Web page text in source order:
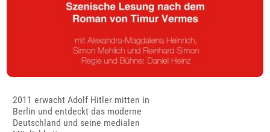
2011 erwacht Adolf Hitler mitten in
Berlin und entdeckt das moderne
Deutschland und seine medialen